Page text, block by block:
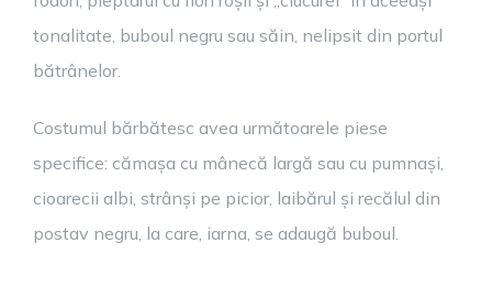
tonalitate, buboul negru sau săin, nelipsit din portul
bătrânelor.
Costumul bărbătesc avea următoarele piese
specifice: cămașa cu mânecă largă sau cu pumnași,
cioarecii albi, strânși pe picior, laibărul și recălul din
postav negru, la care, iarna, se adaugă buboul.